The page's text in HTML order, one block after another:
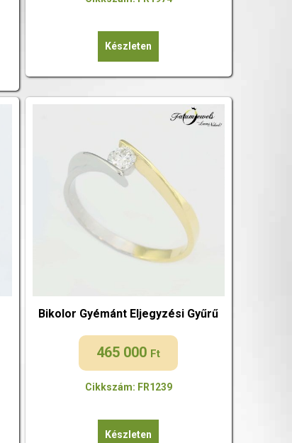
Készleten
Bikolor Gyémánt Eljegyzési Gyűrű
465 000 Ft
Cikkszám: FR1239
Készleten